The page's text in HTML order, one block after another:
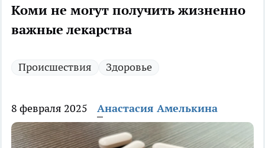
Коми не могут получить жизненно
важные лекарства
Происшествия Здоровье
8 февраля 2025 Анастасия Амелькина